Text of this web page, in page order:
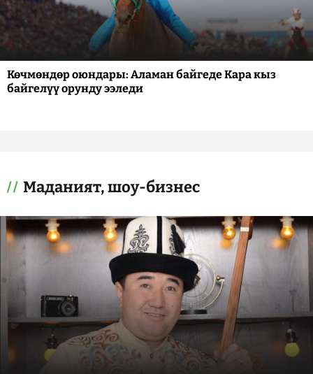
Көчмөндөр оюндары: Аламан байгеде Кара кыз
байгелүү орунду ээледи
Маданият, шоу-бизнес